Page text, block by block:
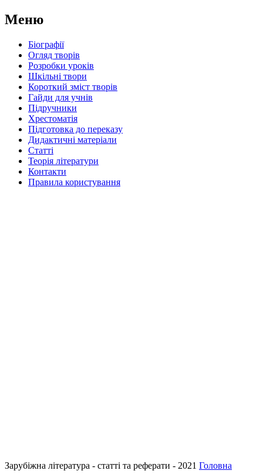
Меню
Біографії
Огляд творів
Розробки уроків
Шкільні твори
Короткий зміст творів
Гайди для учнів
Підручники
Хрестоматія
Підготовка до переказу
Дидактичні матеріали
Статті
Теорія літератури
Контакти
Правила користування
Зарубіжна література - статті та реферати - 2021 Головна